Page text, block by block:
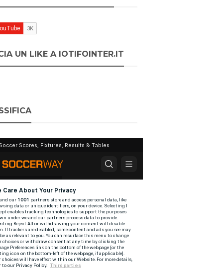
UN LIKE A IOTIFOINTER.IT